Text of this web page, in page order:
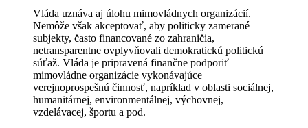
Vláda uznáva aj úlohu mimovládnych organizácií.
Nemôže však akceptovať, aby politicky zamerané
subjekty, často financované zo zahraničia,
netransparentne ovplyvňovali demokratickú politickú
súťaž. Vláda je pripravená finančne podporiť
mimovládne organizácie vykonávajúce
verejnoprospešnú činnosť, napríklad v oblasti sociálnej,
humanitárnej, environmentálnej, výchovnej,
vzdelávacej, športu a pod.